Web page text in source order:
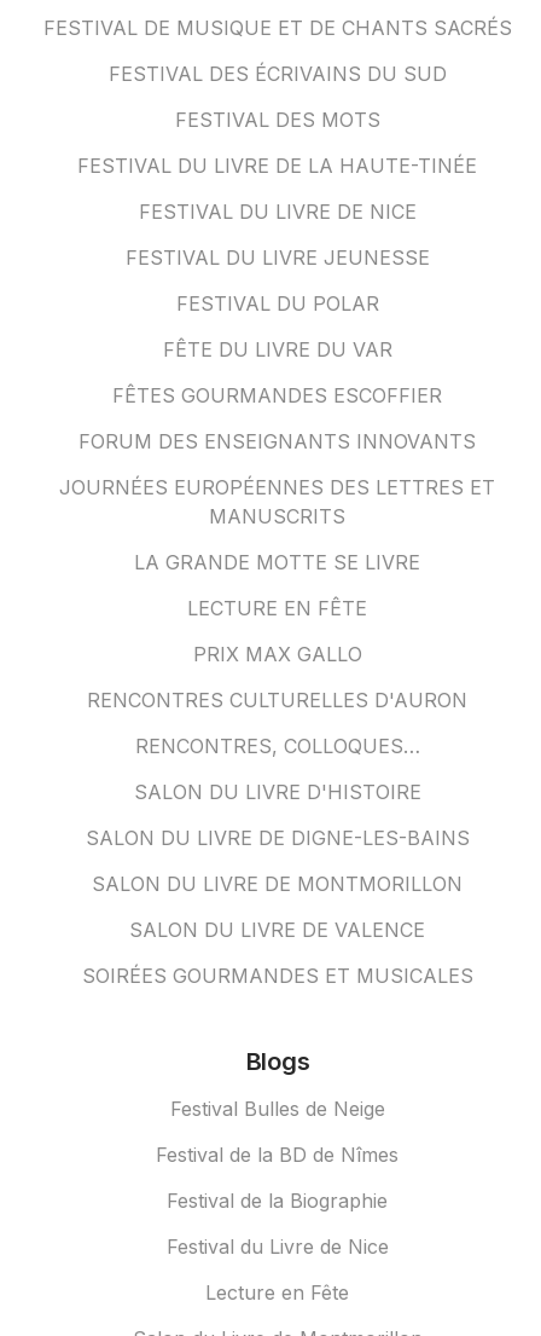
FESTIVAL DE MUSIQUE ET DE CHANTS SACRÉS
FESTIVAL DES ÉCRIVAINS DU SUD
FESTIVAL DES MOTS
FESTIVAL DU LIVRE DE LA HAUTE-TINÉE
FESTIVAL DU LIVRE DE NICE
FESTIVAL DU LIVRE JEUNESSE
FESTIVAL DU POLAR
FÊTE DU LIVRE DU VAR
FÊTES GOURMANDES ESCOFFIER
FORUM DES ENSEIGNANTS INNOVANTS
JOURNÉES EUROPÉENNES DES LETTRES ET
MANUSCRITS
LA GRANDE MOTTE SE LIVRE
LECTURE EN FÊTE
PRIX MAX GALLO
RENCONTRES CULTURELLES D'AURON
RENCONTRES, COLLOQUES…
SALON DU LIVRE D'HISTOIRE
SALON DU LIVRE DE DIGNE-LES-BAINS
SALON DU LIVRE DE MONTMORILLON
SALON DU LIVRE DE VALENCE
SOIRÉES GOURMANDES ET MUSICALES
Blogs
Festival Bulles de Neige
Festival de la BD de Nîmes
Festival de la Biographie
Festival du Livre de Nice
Lecture en Fête